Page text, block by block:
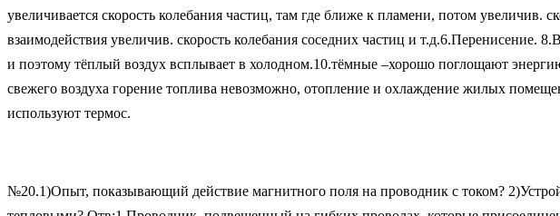
увеличивается скорость колебания частиц, там где ближе к пламени, потом увеличив.
взаимодействия увеличив. скорость колебания соседних частиц и т.д.6.Перенисение.
и поэтому тёплый воздух всплывает в холодном.10.тёмные –хорошо поглощают
свежего воздуха горение топлива невозможно, отопление и охлаждение жилых
используют термос.
№20.1)Опыт, показывающий действие магнитного поля на проводник с током?